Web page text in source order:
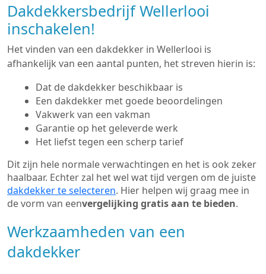
Dakdekkersbedrijf Wellerlooi
inschakelen!
Het vinden van een dakdekker in Wellerlooi is
afhankelijk van een aantal punten, het streven hierin is:
Dat de dakdekker beschikbaar is
Een dakdekker met goede beoordelingen
Vakwerk van een vakman
Garantie op het geleverde werk
Het liefst tegen een scherp tarief
Dit zijn hele normale verwachtingen en het is ook zeker
haalbaar. Echter zal het wel wat tijd vergen om de juiste
dakdekker te selecteren. Hier helpen wij graag mee in
de vorm van eenvergelijking gratis aan te bieden.
Werkzaamheden van een
dakdekker